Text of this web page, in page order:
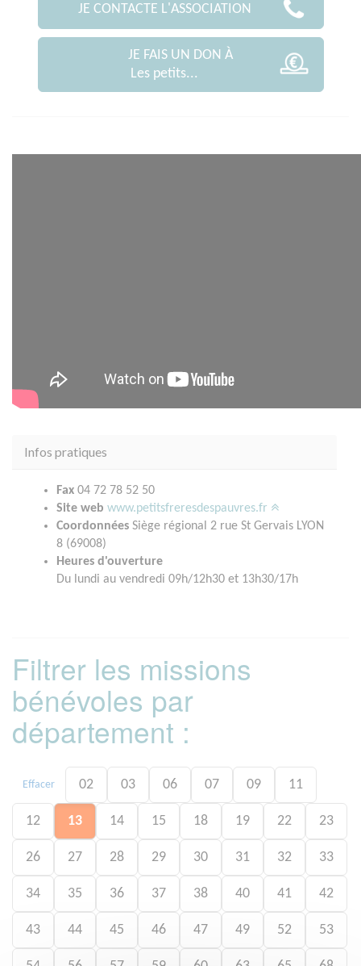
JE CONTACTE L'ASSOCIATION
JE FAIS UN DON À
Les petits...
Infos pratiques
Fax 04 72 78 52 50
Site web www.petitsfreresdespauvres.fr
Coordonnées Siège régional 2 rue St Gervais LYON
8 (69008)
Heures d'ouverture
Du lundi au vendredi 09h/12h30 et 13h30/17h
Filtrer les missions
bénévoles par
département :
Effacer 02 03 06 07 09 11
12 13 14 15 18 19 22 23
26 27 28 29 30 31 32 33
34 35 36 37 38 40 41 42
43 44 45 46 47 49 52 53